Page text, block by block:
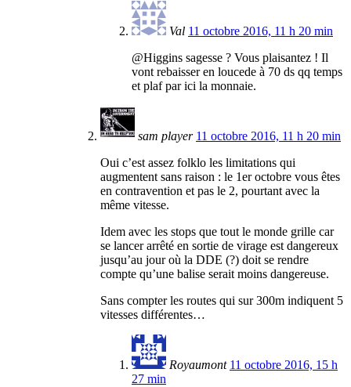
Val 11 octobre 2016, 11 h 20 min
@Higgins sagesse ? Vous plaisantez ! Il
vont rebaisser en loucede à 70 ds qq temps
et plaf par ici la monnaie.
sam player 11 octobre 2016, 11 h 20 min
Oui c’est assez folklo les limitations qui
augmentent sans raison : le 1er octobre vous êtes
en contravention et pas le 2, pourtant avec la
même vitesse.
Idem avec les stops que tout le monde grille car
se lancer arrêté en sortie de virage est dangereux
jusqu’au jour où la DDE (?) doit se rendre
compte qu’une balise serait moins dangereuse.
Sans compter les routes qui sur 300m indiquent 5
vitesses différentes…
Royaumont 11 octobre 2016, 15 h
27 min